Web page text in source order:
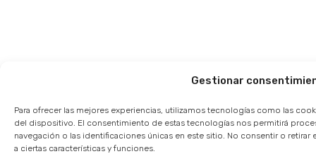
Gestionar
Para ofrecer las mejores experiencias, utilizamos tecnologías como las
del dispositivo. El consentimiento de estas tecnologías nos permitirá
navegación o las identificaciones únicas en este sitio. No consentir o
a ciertas características y funciones.